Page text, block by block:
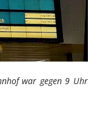
war gegen 9 Uhr